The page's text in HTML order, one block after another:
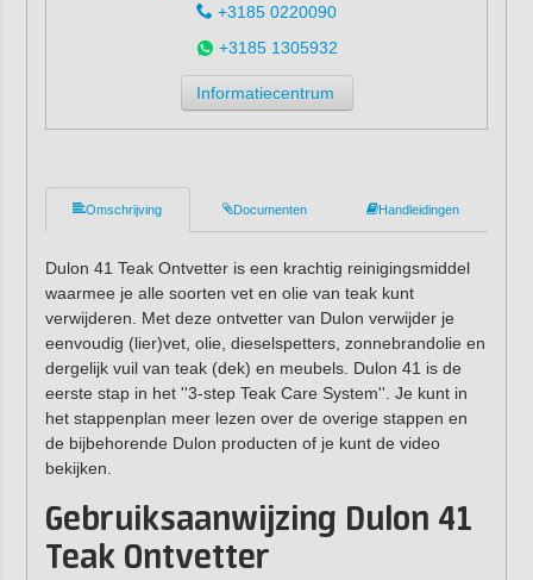
+3185 0220090
+3185 1305932
Informatiecentrum
Omschrijving Documenten Handleidingen
Dulon 41 Teak Ontvetter is een krachtig reinigingsmiddel
waarmee je alle soorten vet en olie van teak kunt
verwijderen. Met deze ontvetter van Dulon verwijder je
eenvoudig (lier)vet, olie, dieselspetters, zonnebrandolie en
dergelijk vuil van teak (dek) en meubels. Dulon 41 is de
eerste stap in het ''3-step Teak Care System''. Je kunt in
het stappenplan meer lezen over de overige stappen en
de bijbehorende Dulon producten of je kunt de video
bekijken.
Gebruiksaanwijzing Dulon 41
Teak Ontvetter